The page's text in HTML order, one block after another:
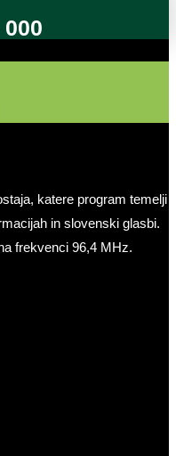
katere program temelji
in slovenski glasbi.
frekvenci 96,4 MHz.